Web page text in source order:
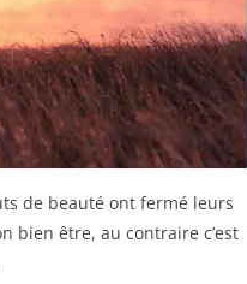
de beauté ont fermé leurs
bien être, au contraire c’est